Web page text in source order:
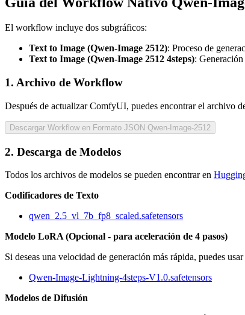
El workflow incluye dos subgráficos:
Text to Image (Qwen-Image 2512): Proceso de
Text to Image (Qwen-Image 2512 4steps):
1. Archivo de Workflow
Después de actualizar ComfyUI, puedes encontrar el
Descargar Workflow en Formato JSON Qwen-Image-2512
2. Descarga de Modelos
Todos los archivos de modelos se pueden encontrar en
Codificadores de Texto
qwen_2.5_vl_7b_fp8_scaled.safetensors
Modelo LoRA (Opcional - para aceleración de 4 pasos)
Si deseas una velocidad de generación más rápida, puedes
Qwen-Image-Lightning-4steps-V1.0.safetensors
Modelos de Difusión